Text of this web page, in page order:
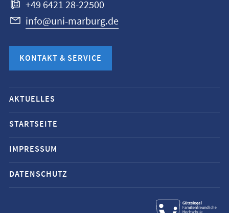
+49 6421 28-22500
info@uni-marburg.de
KONTAKT & SERVICE
Mobile-
Service-
Navigation
und
Social
Media
Kontakte
AKTUELLES
STARTSEITE
IMPRESSUM
DATENSCHUTZ